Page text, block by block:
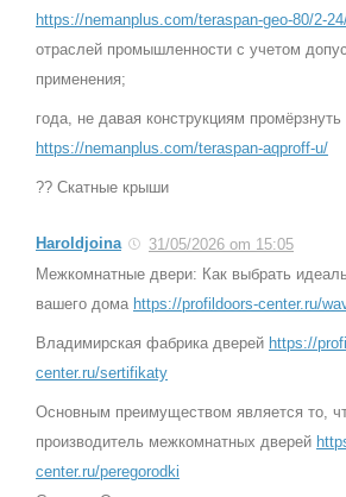
https://nemanplus.com/teraspan-geo-80/2-
отраслей промышленности с учетом
применения;
года, не давая конструкциям промёрзнуть
https://nemanplus.com/teraspan-aqproff-u/
?? Скатные крыши
Haroldjoina
31/05/2026 om 15:05
Межкомнатные двери: Как выбрать
вашего дома https://profildoors-center.ru/
Владимирская фабрика дверей https://
center.ru/sertifikaty
Основным преимуществом является то,
производитель межкомнатных дверей
center.ru/peregorodki